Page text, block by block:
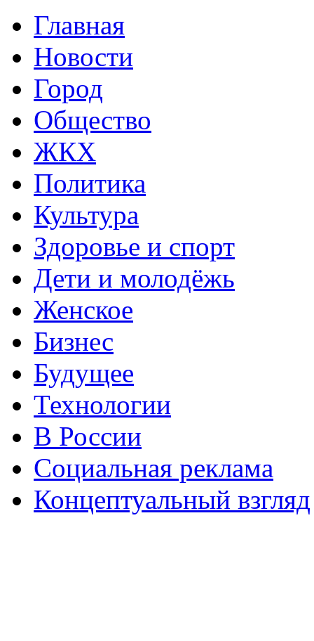
Главная
Новости
Город
Общество
ЖКХ
Политика
Культура
Здоровье и спорт
Дети и молодёжь
Женское
Бизнес
Будущее
Технологии
В России
Социальная реклама
Концептуальный взгляд